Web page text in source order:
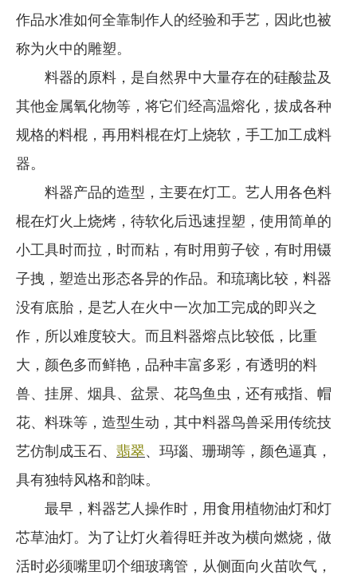
作品水准如何全靠制作人的经验和手艺，因此也被
称为火中的雕塑。
料器的原料，是自然界中大量存在的硅酸盐及
其他金属氧化物等，将它们经高温熔化，拔成各种
规格的料棍，再用料棍在灯上烧软，手工加工成料
器。
料器产品的造型，主要在灯工。艺人用各色料
棍在灯火上烧烤，待软化后迅速捏塑，使用简单的
小工具时而拉，时而粘，有时用剪子铰，有时用镊
子拽，塑造出形态各异的作品。和琉璃比较，料器
没有底胎，是艺人在火中一次加工完成的即兴之
作，所以难度较大。而且料器熔点比较低，比重
大，颜色多而鲜艳，品种丰富多彩，有透明的料
兽、挂屏、烟具、盆景、花鸟鱼虫，还有戒指、帽
花、料珠等，造型生动，其中料器鸟兽采用传统技
艺仿制成玉石、 翡翠、玛瑙、珊瑚等，颜色逼真，
具有独特风格和韵味。
最早，料器艺人操作时，用食用植物油灯和灯
芯草油灯。为了让灯火着得旺并改为横向燃烧，做
活时必须嘴里叨个细玻璃管，从侧面向火苗吹气，